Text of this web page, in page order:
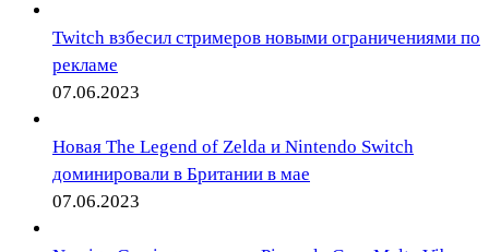
Twitch взбесил стримеров новыми ограничениями по
рекламе
07.06.2023
Новая The Legend of Zelda и Nintendo Switch
доминировали в Британии в мае
07.06.2023